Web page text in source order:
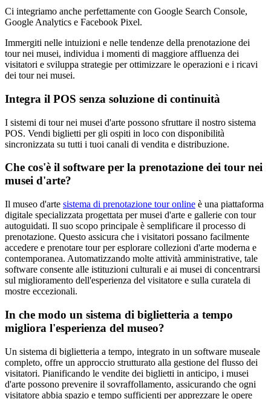
Ci integriamo anche perfettamente con Google Search Console,
Google Analytics e Facebook Pixel.
Immergiti nelle intuizioni e nelle tendenze della prenotazione dei
tour nei musei, individua i momenti di maggiore affluenza dei
visitatori e sviluppa strategie per ottimizzare le operazioni e i ricavi
dei tour nei musei.
Integra il POS senza soluzione di continuità
I sistemi di tour nei musei d'arte possono sfruttare il nostro sistema
POS. Vendi biglietti per gli ospiti in loco con disponibilità
sincronizzata su tutti i tuoi canali di vendita e distribuzione.
Che cos'è il software per la prenotazione dei tour nei
musei d'arte?
Il museo d'arte sistema di prenotazione tour online è una piattaforma
digitale specializzata progettata per musei d'arte e gallerie con tour
autoguidati. Il suo scopo principale è semplificare il processo di
prenotazione. Questo assicura che i visitatori possano facilmente
accedere e prenotare tour per esplorare collezioni d'arte moderna e
contemporanea. Automatizzando molte attività amministrative, tale
software consente alle istituzioni culturali e ai musei di concentrarsi
sul miglioramento dell'esperienza del visitatore e sulla curatela di
mostre eccezionali.
In che modo un sistema di biglietteria a tempo
migliora l'esperienza del museo?
Un sistema di biglietteria a tempo, integrato in un software museale
completo, offre un approccio strutturato alla gestione del flusso dei
visitatori. Pianificando le vendite dei biglietti in anticipo, i musei
d'arte possono prevenire il sovraffollamento, assicurando che ogni
visitatore abbia spazio e tempo sufficienti per apprezzare le opere